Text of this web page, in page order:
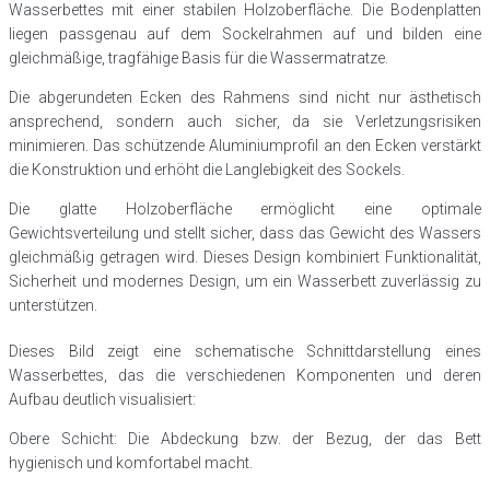
Wasserbettes mit einer stabilen Holzoberfläche. Die Bodenplatten
liegen passgenau auf dem Sockelrahmen auf und bilden eine
gleichmäßige, tragfähige Basis für die Wassermatratze.
Die abgerundeten Ecken des Rahmens sind nicht nur ästhetisch
ansprechend, sondern auch sicher, da sie Verletzungsrisiken
minimieren. Das schützende Aluminiumprofil an den Ecken verstärkt
die Konstruktion und erhöht die Langlebigkeit des Sockels.
Die glatte Holzoberfläche ermöglicht eine optimale
Gewichtsverteilung und stellt sicher, dass das Gewicht des Wassers
gleichmäßig getragen wird. Dieses Design kombiniert Funktionalität,
Sicherheit und modernes Design, um ein Wasserbett zuverlässig zu
unterstützen.
Dieses Bild zeigt eine schematische Schnittdarstellung eines
Wasserbettes, das die verschiedenen Komponenten und deren
Aufbau deutlich visualisiert:
Obere Schicht: Die Abdeckung bzw. der Bezug, der das Bett
hygienisch und komfortabel macht.